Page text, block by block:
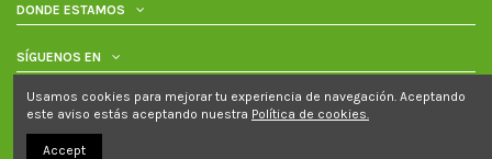
DONDE ESTAMOS
SÍGUENOS EN
Compramoto.com Copyright © 2018 Todos los derechos reservados.
Usamos cookies para mejorar tu experiencia de navegación. Aceptando
este aviso estás aceptando nuestra Política de cookies.
Accept